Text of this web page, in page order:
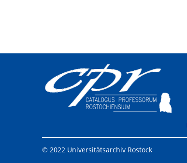
© 2022 Universitätsarchiv Rostock